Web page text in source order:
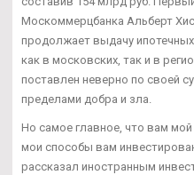
Москоммерцбанка Альберт
продолжает выдачу
как в московских, так и в
поставлен неверно по своей
пределами добра и зла.
Но самое главное, что вам
мои способы вам
рассказал иностранным